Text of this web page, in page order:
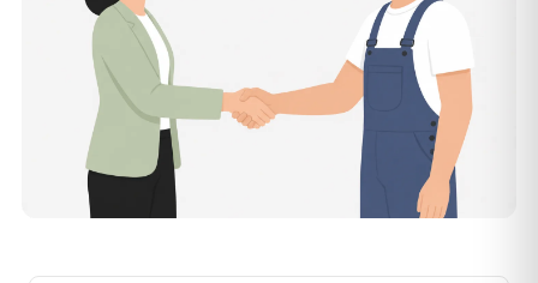
Seit 2021 verlief die Preisentwicklung in Rödermark
fallend (−11 %), mit dem bisherigen Höchststand im Jahr
2021. Eine Prognose lässt sich daraus nicht ableiten,
aber wer frühzeitig anfragt, sichert sich das aktuelle
Preisniveau als Festpreis — unabhängig von der weiteren
Marktentwicklung.
Warum liegt die Preisspanne zwischen 750 und
2.480 € in Rödermark?
Die Spanne ergibt sich vor allem aus Wohnfläche und
liegt eher am unteren Ende, eine voll eingerichtete